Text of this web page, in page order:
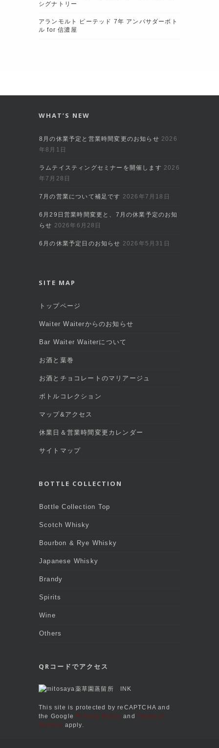
シグナトリー
アランモルト ピーテッド 7年 アンバサダーボト
ル for 信濃屋
WHAT’S NEW
8月の休業予定と営業時間変更のお知らせ 2026
年8月1日
ラムテイスティングセミナーを開催します 2026
年7月28日
7月の営業について補足です 2026年7月18日
6月29日営業時間変更と、7月の休業予定のお知
らせ 2026年6月28日
6月の休業予定日のお知らせ 2026年5月31日
SITE MAP
トップページ
Waiter Waiterからのお知らせ
Bar Waiter Waiterについて
お酒と葉巻
お酒とチョコレートのマリアージュ
ボトルコレクション
マップ&アクセス
休業日＆営業時間変更カレンダー
サイトマップ
BOTTLE COLLECTION
Bottle Collection Top
Scotch Whisky
Bourbon & Rye Whisky
Japanese Whisky
Brandy
Spirits
Wine
Others
QRコードでアクセス
This site is protected by reCAPTCHA and
the Google Privacy Policy andTerms of
Service apply.